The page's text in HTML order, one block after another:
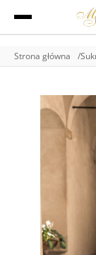
Strona główna